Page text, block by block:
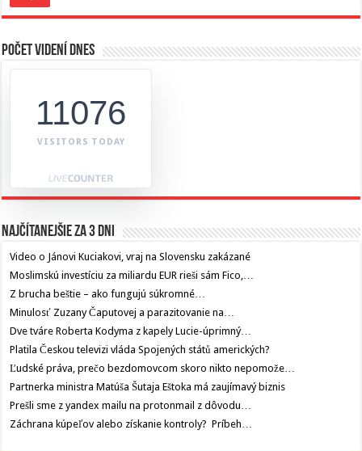
Počet videní dnes
11076
VISITORS TODAY
Najčítanejšie za 3 dni
Video o Jánovi Kuciakovi, vraj na Slovensku zakázané
Moslimskú investíciu za miliardu EUR rieši sám Fico,…
Z brucha beštie – ako fungujú súkromné…
Minulosť Zuzany Čaputovej a parazitovanie na…
Dve tváre Roberta Kodyma z kapely Lucie-úprimný…
Platila Českou televizi vláda Spojených států amerických?
Ľudské práva, prečo bezdomovcom skoro nikto nepomože…
Partnerka ministra Matúša Šutaja Eštoka má zaujímavý biznis
Prešli sme z yandex mailu na protonmail z dôvodu…
Záchrana kúpeľov alebo získanie kontroly? Príbeh…